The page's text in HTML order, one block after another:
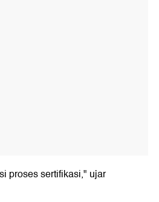
proses sertifikasi," ujar